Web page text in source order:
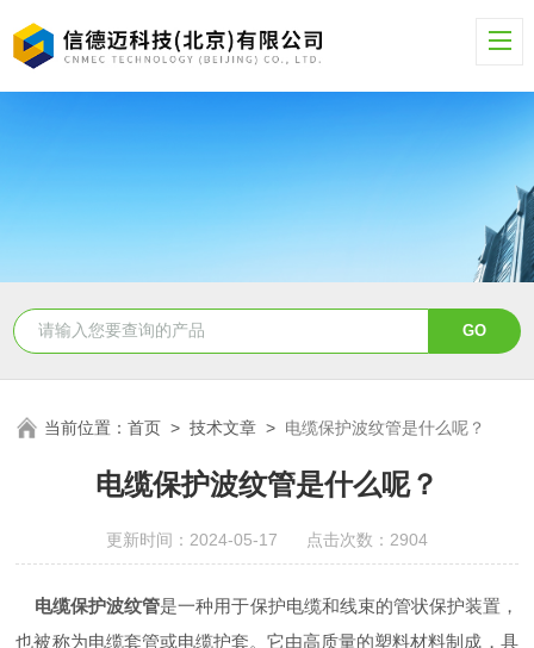
当前位置：首页 >技术文章 > 电缆保护波纹管是什么呢？
电缆保护波纹管是什么呢？
更新时间：2024-05-17 点击次数：2904
电缆保护波纹管是一种用于保护电缆和线束的管状保护装置，
也被称为电缆套管或电缆护套。它由高质量的塑料材料制成，具